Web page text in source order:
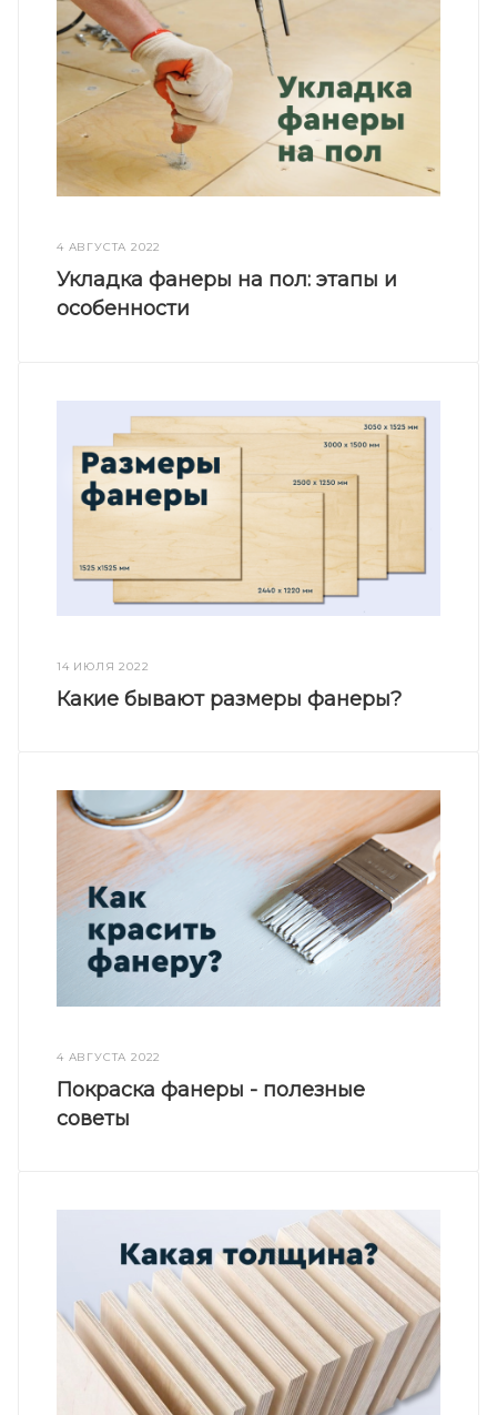
4 АВГУСТА 2022
Укладка фанеры на пол: этапы и
особенности
14 ИЮЛЯ 2022
Какие бывают размеры фанеры?
4 АВГУСТА 2022
Покраска фанеры - полезные
советы